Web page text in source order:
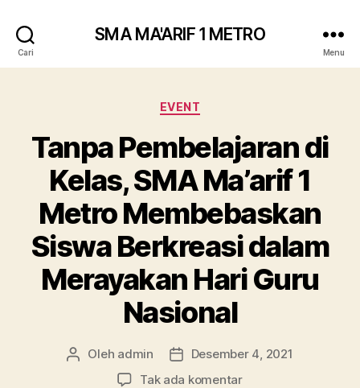
Cari
SMA MA'ARIF 1 METRO
Menu
Kategori
EVENT
Tanpa Pembelajaran di
Kelas, SMA Ma’arif 1
Metro Membebaskan
Siswa Berkreasi dalam
Merayakan Hari Guru
Nasional
Penulis
Oleh admin
Tanggal
artikel
Desember 4, 2021
Tak ada komentarpada